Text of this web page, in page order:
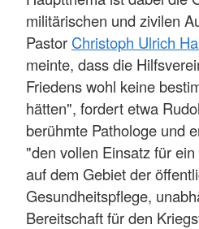
militärischen und zivilen
Pastor Christoph Ulrich
meinte, dass die
Friedens wohl keine
hätten", fordert etwa
berühmte Pathologe und
"den vollen Einsatz für
auf dem Gebiet der
Gesundheitspflege,
Bereitschaft für den